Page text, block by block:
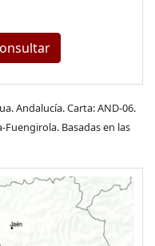
Andalucía. Carta: AND-06.
Fuengirola. Basadas en las